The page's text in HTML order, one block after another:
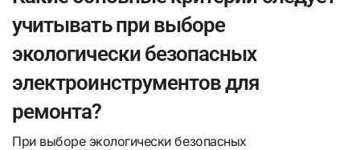
учитывать при выборе
экологически безопасных
электроинструментов для
ремонта?
При выборе экологически безопасных